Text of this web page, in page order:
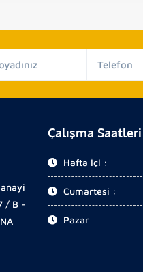
/ B -
Çalışma Saatleri
Hafta İçi :
Cumartesi :
Pazar